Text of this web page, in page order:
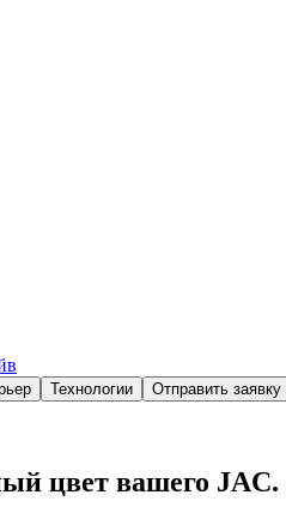
Технологии Отправить заявку
цвет вашего JAC.